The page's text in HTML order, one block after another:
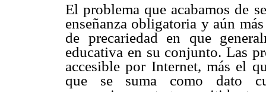
El problema que acabamos de
enseñanza obligatoria y aún
de precariedad en que
educativa en su conjunto. Las
accesible por Internet, más el
que se suma como dato